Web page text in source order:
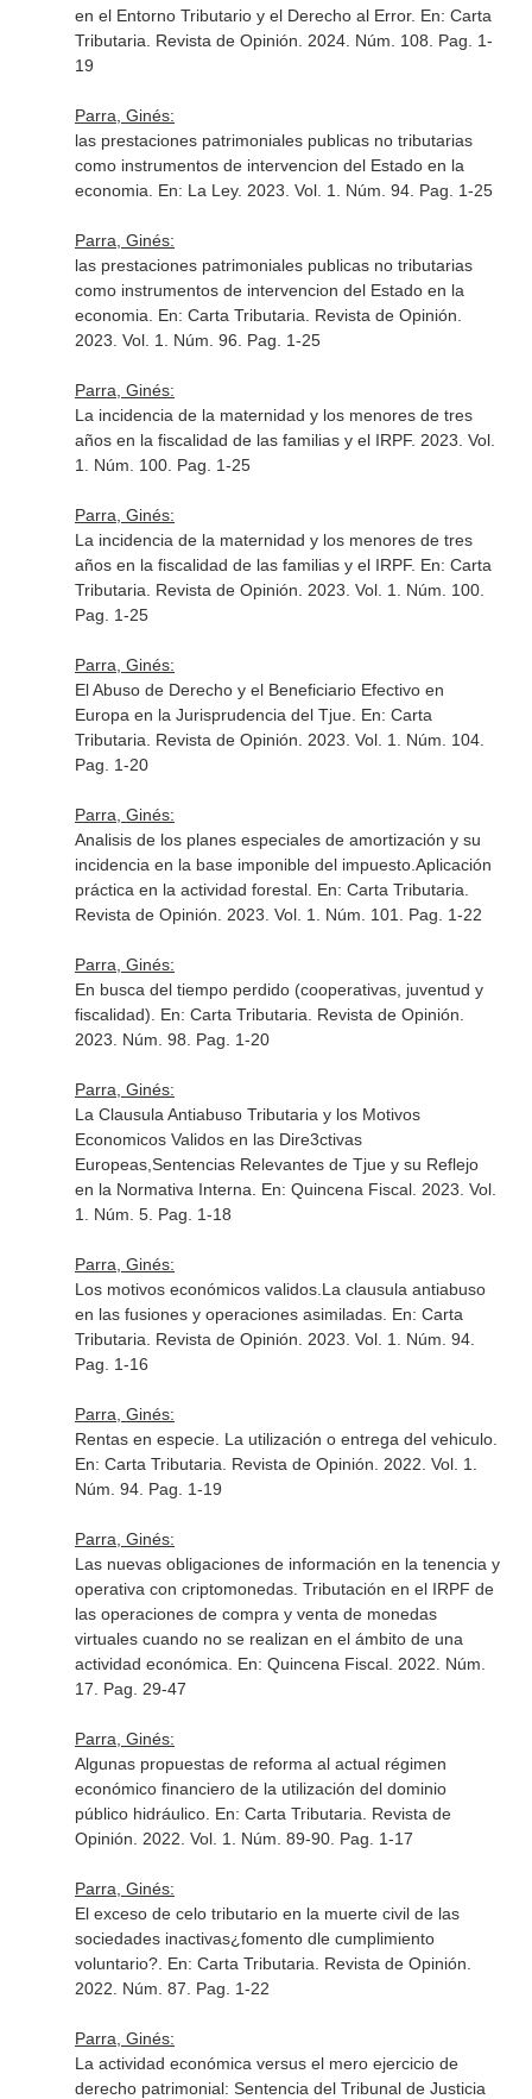
en el Entorno Tributario y el Derecho al Error. En: Carta
Tributaria. Revista de Opinión . 2024. Núm. 108. Pag. 1-
19
Parra, Ginés:
las prestaciones patrimoniales publicas no tributarias
como instrumentos de intervencion del Estado en la
economia. En: La Ley. 2023. Vol. 1. Núm. 94. Pag. 1-25
Parra, Ginés:
las prestaciones patrimoniales publicas no tributarias
como instrumentos de intervencion del Estado en la
economia. En: Carta Tributaria. Revista de Opinión
2023. Vol. 1. Núm. 96. Pag. 1-25
Parra, Ginés:
La incidencia de la maternidad y los menores de tres
años en la fiscalidad de las familias y el IRPF. 2023. Vol.
1. Núm. 100. Pag. 1-25
Parra, Ginés:
La incidencia de la maternidad y los menores de tres
años en la fiscalidad de las familias y el IRPF. En: Carta
Tributaria. Revista de Opinión . 2023. Vol. 1. Núm. 100.
Pag. 1-25
Parra, Ginés:
El Abuso de Derecho y el Beneficiario Efectivo en
Europa en la Jurisprudencia del Tjue. En: Carta
Tributaria. Revista de Opinión . 2023. Vol. 1. Núm. 104.
Pag. 1-20
Parra, Ginés:
Analisis de los planes especiales de amortización y su
incidencia en la base imponible del impuesto.Aplicación
práctica en la actividad forestal. En: Carta Tributaria.
Revista de Opinión . 2023. Vol. 1. Núm. 101. Pag. 1-22
Parra, Ginés:
En busca del tiempo perdido (cooperativas, juventud y
fiscalidad). En: Carta Tributaria. Revista de Opinión
2023. Núm. 98. Pag. 1-20
Parra, Ginés:
La Clausula Antiabuso Tributaria y los Motivos
Economicos Validos en las Dire3ctivas
Europeas,Sentencias Relevantes de Tjue y su Reflejo
en la Normativa Interna. En: Quincena Fiscal. 2023. Vol.
1. Núm. 5. Pag. 1-18
Parra, Ginés:
Los motivos económicos validos.La clausula antiabuso
en las fusiones y operaciones asimiladas. En: Carta
Tributaria. Revista de Opinión . 2023. Vol. 1. Núm. 94.
Pag. 1-16
Parra, Ginés:
Rentas en especie. La utilización o entrega del vehiculo.
En: Carta Tributaria. Revista de Opinión . 2022. Vol. 1.
Núm. 94. Pag. 1-19
Parra, Ginés:
Las nuevas obligaciones de información en la tenencia y
operativa con criptomonedas. Tributación en el IRPF de
las operaciones de compra y venta de monedas
virtuales cuando no se realizan en el ámbito de una
actividad económica. En: Quincena Fiscal. 2022. Núm.
17. Pag. 29-47
Parra, Ginés:
Algunas propuestas de reforma al actual régimen
económico financiero de la utilización del dominio
público hidráulico. En: Carta Tributaria. Revista de
Opinión . 2022. Vol. 1. Núm. 89-90. Pag. 1-17
Parra, Ginés:
El exceso de celo tributario en la muerte civil de las
sociedades inactivas¿fomento dle cumplimiento
voluntario?. En: Carta Tributaria. Revista de Opinión
2022. Núm. 87. Pag. 1-22
Parra, Ginés:
La actividad económica versus el mero ejercicio de
derecho patrimonial: Sentencia del Tribunal de Justicia